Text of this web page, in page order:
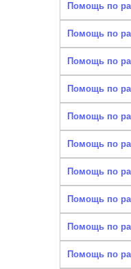
Помощь по
Помощь по
Помощь по
Помощь по
Помощь по
Помощь по
Помощь по
Помощь по
Помощь по
Помощь по